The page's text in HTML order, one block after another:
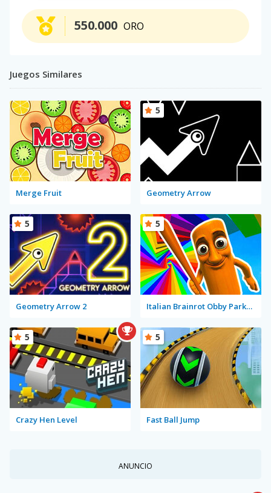
ORO
550.000
Juegos Similares
Merge Fruit Geometry Arrow
5
Geometry Arrow 2
5
Italian Brainrot Obby Parkour
5
Crazy Hen Level
5
Fast Ball Jump
5
ANUNCIO